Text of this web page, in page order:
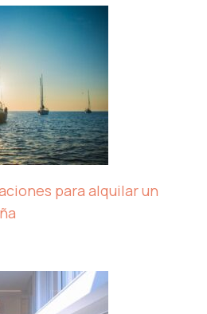
para alquilar un